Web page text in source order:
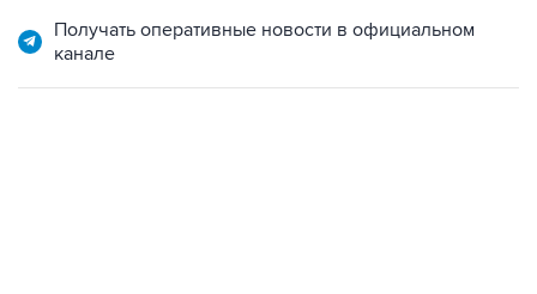
Получать оперативные новости в официальном
канале